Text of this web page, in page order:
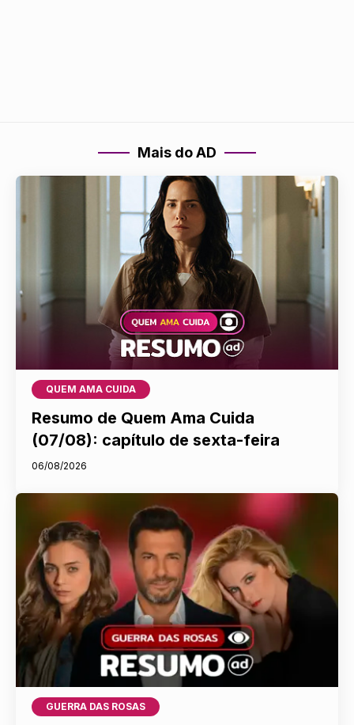
Mais do AD
QUEM AMA CUIDA
Resumo de Quem Ama Cuida
(07/08): capítulo de sexta-feira
06/08/2026
GUERRA DAS ROSAS